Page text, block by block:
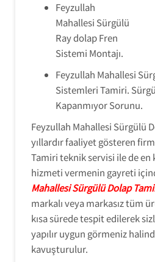
Feyzullah
Mahallesi Sürgülü
Ray dolap Fren
Sistemi Montajı.
Feyzullah Mahallesi
Sistemleri Tamiri.
Kapanmıyor Sorunu.
Feyzullah Mahallesi Sürgülü
yıllardır faaliyet gösteren
Tamiri teknik servisi ile de en
hizmeti vermenin gayreti
Mahallesi Sürgülü Dolap
markalı veya markasız tüm
kısa sürede tespit edilerek
yapılır uygun görmeniz
kavuşturulur.